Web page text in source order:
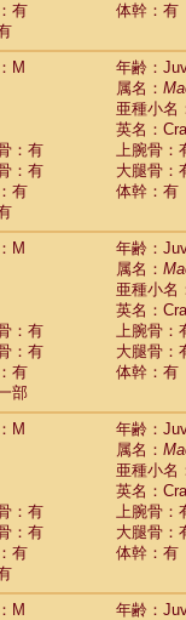
有
体幹：有
M
年齢：
属名：
亜種小名
英名：
：有
上腕骨：
：有
大腿骨：
有
体幹：有
M
年齢：
属名：
亜種小名
英名：
：有
上腕骨：
：有
大腿骨：
有
体幹：有
部
M
年齢：
属名：
亜種小名
英名：
：有
上腕骨：
：有
大腿骨：
有
体幹：有
M
年齢：